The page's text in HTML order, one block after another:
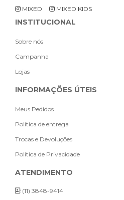
MIXED
MIXED KIDS
INSTITUCIONAL
Sobre nós
Campanha
Lojas
INFORMAÇÕES ÚTEIS
Meus Pedidos
Política de entrega
Trocas e Devoluções
Politica de Privacidade
ATENDIMENTO
(11) 3848-9414